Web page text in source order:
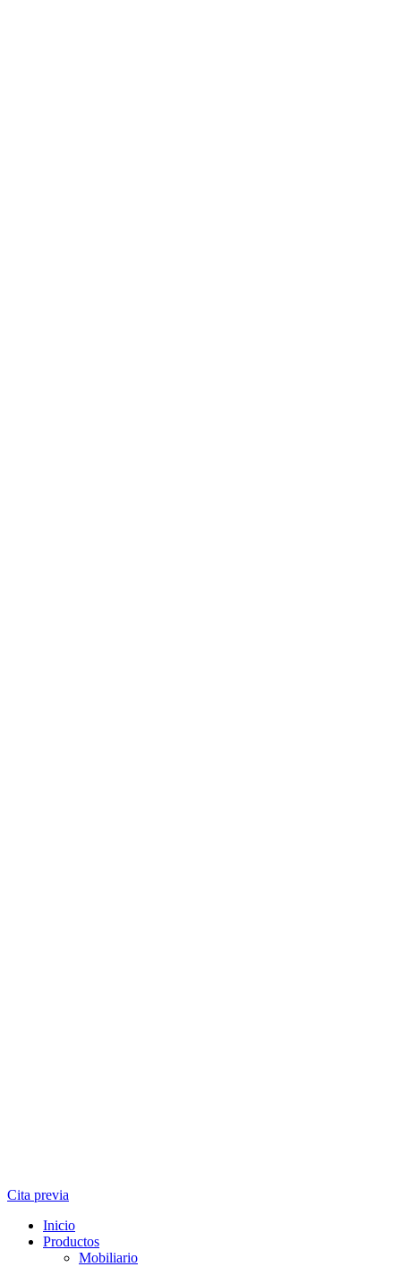
Cita previa
Inicio
Productos
Mobiliario